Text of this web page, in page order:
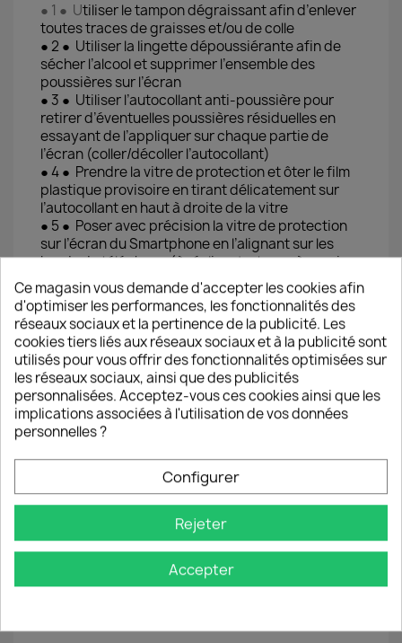
● 1 ● Utiliser le tampon dégraissant afin d’enlever
toutes traces de graisses et/ou de colle
● 2 ● Utiliser la lingette dépoussiérante afin de
sécher l’alcool et supprimer l’ensemble des
poussières sur l’écran
● 3 ● Utiliser l’autocollant anti-poussière pour
retirer d’éventuelles poussières résiduelles en
essayant de l’appliquer sur chaque partie de
l’écran (coller/décoller l’autocollant)
● 4 ● Prendre la vitre de protection et ôter le film
plastique provisoire en tirant délicatement sur
l’autocollant en haut à droite de la vitre
● 5 ● Poser avec précision la vitre de protection
sur l’écran du Smartphone en l’alignant sur les
bords du téléphone (à réaliser juste après avoir
ôter le film pour éviter tout dépôt de poussière
sur la couche de silicone)
● 6 ● Effectuer des pressions du centre vers les
bords pour chasser progressivement les
éventuelles bulles d'air
ℹ️ Si la vitre est mal placée ou si une
tache/poussière résistante provoque une bulle
d’air il est possible de la décoller pour la replacer
immédiatement en veillant à ne pas laisser de
poussière se poser.
Ce magasin vous demande d'accepter les cookies afin
d'optimiser les performances, les fonctionnalités des
réseaux sociaux et la pertinence de la publicité. Les
cookies tiers liés aux réseaux sociaux et à la publicité sont
utilisés pour vous offrir des fonctionnalités optimisées sur
les réseaux sociaux, ainsi que des publicités
personnalisées. Acceptez-vous ces cookies ainsi que les
implications associées à l'utilisation de vos données
personnelles ?
Configurer
Rejeter
Accepter